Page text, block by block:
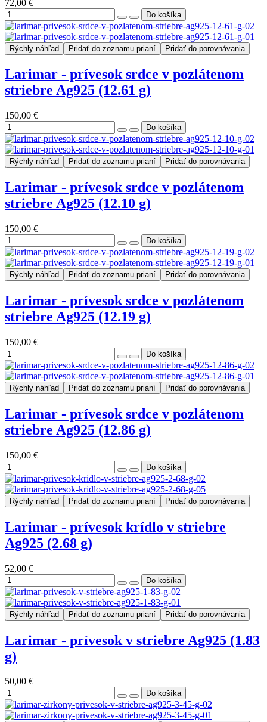
72,00 €
Rýchly náhľad Pridať do zoznamu prianí Pridať do porovnávania
Larimar - prívesok srdce v pozlátenom
striebre Ag925 (12.61 g)
150,00 €
Rýchly náhľad Pridať do zoznamu prianí Pridať do porovnávania
Larimar - prívesok srdce v pozlátenom
striebre Ag925 (12.10 g)
150,00 €
Rýchly náhľad Pridať do zoznamu prianí Pridať do porovnávania
Larimar - prívesok srdce v pozlátenom
striebre Ag925 (12.19 g)
150,00 €
Rýchly náhľad Pridať do zoznamu prianí Pridať do porovnávania
Larimar - prívesok srdce v pozlátenom
striebre Ag925 (12.86 g)
150,00 €
Rýchly náhľad Pridať do zoznamu prianí Pridať do porovnávania
Larimar - prívesok krídlo v striebre
Ag925 (2.68 g)
52,00 €
Rýchly náhľad Pridať do zoznamu prianí Pridať do porovnávania
Larimar - prívesok v striebre Ag925 (1.83
g)
50,00 €